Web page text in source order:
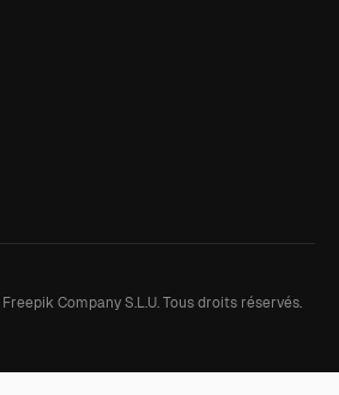
Freepik Company S.L.U.Tous droits réservés.